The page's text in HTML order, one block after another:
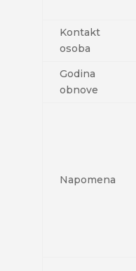
Kontakt
osoba
Godina
obnove
Napomena